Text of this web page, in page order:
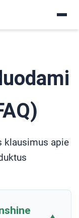
klausimus apie